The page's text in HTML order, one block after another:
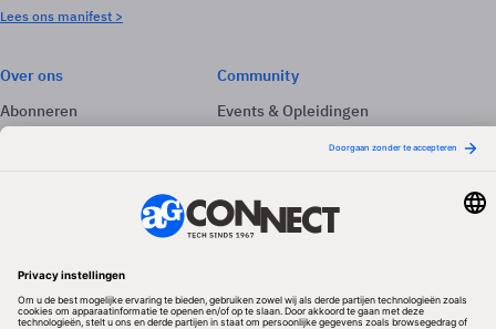
Lees ons manifest >
Over ons
Abonneren
Adverteren
Community
Events & Opleidingen
Volg ons